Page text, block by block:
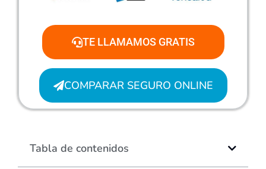
TE LLAMAMOS GRATIS
COMPARAR SEGURO ONLINE
Tabla de contenidos